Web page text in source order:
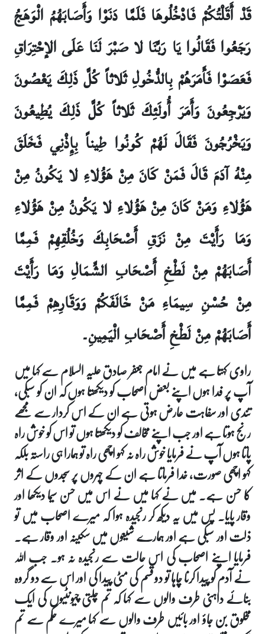
قَدْ أَقَلْتُكُمْ فَادْخُلُوهَا فَلَمَّا دَنَوْا وَأَصَابَهُمُ الْوَهَجُ
رَجَعُوا فَقَالُوا يَا رَبَّنَا لا صَبْرَ لَنَا عَلَى الإحْتِرَاقِ
فَعَصَوْا فَأَمَرَهُمْ بِالدُّخُولِ ثَلاثاً كُلَّ ذَلِكَ يَعْصُونَ
وَيَرْجِعُونَ وَأَمَرَ أُولَئِكَ ثَلاثاً كُلَّ ذَلِكَ يُطِيعُونَ
وَيَخْرُجُونَ فَقَالَ لَهُمْ كُونُوا طِيناً بِإِذْنِي فَخَلَقَ
مِنْهُ آدَمَ قَالَ فَمَنْ كَانَ مِنْ هَؤُلاءِ لا يَكُونُ مِنْ
هَؤُلاءِ وَمَنْ كَانَ مِنْ هَؤُلاءِ لا يَكُونُ مِنْ هَؤُلاءِ
وَمَا رَأَيْتَ مِنْ نَزَقِ أَصْحَابِكَ وَخُلُقِهِمْ فَمِمَّا
أَصَابَهُمْ مِنْ لَطْخِ أَصْحَابِ الشِّمَالِ وَمَا رَأَيْتَ
مِنْ حُسْنِ سِيمَاءِ مَنْ خَالَفَكُمْ وَوَقَارِهِمْ فَمِمَّا
أَصَابَهُمْ مِنْ لَطْخِ أَصْحَابِ الْيَمِينِ۔
راوی کہتا ہے میں نے امام جعفر صادق علیہ السلام سے کہا میں
آپ پر فدا ہوں اپنے بعض اصحاب کو دیکھتا ہوں کہ ان کو سبکی،
تندی اور سفاہت عارض ہوتی ہے ان کے اس کردار سے مجھے
رنج ہوتا ہے اور جب اپنے مخالف کو دیکھتا ہوں تو اس کو خوش راہ
پاتا ہوں آپ نے فرمایا خوش راہ نہ کہو اچھی راہ تو ہمارا ہی راستہ بلکہ
کہو اچھی صورت، خدا فرماتا ہے ان کے چہروں پر سجدوں کے اثر
کا حسن ہے۔ میں نے کہا میں نے اس میں حسن سیما دیکھا اور
وقار پایا۔ پس میں یہ دیکھ کر رنجیدہ ہوا کہ میرے اصحاب میں تو
ذلت اور سبکی ہے اور ہمارے شیعوں میں سکینہ اور وقار ہے۔
فرمایا اپنے اصحاب کی اس حالت سے رنجیدہ نہ ہو۔ جب اللہ
نے آدم کو پیدا کرنا چاہا تو دو قسم کی مٹی پیدا کی اور اس سے دو گروہ
بنائے داہنی طرف والوں سے کہا کہ تم چلتی چیونٹیوں کی ایک
مخلوق بن جاؤ اور بائیں طرف والوں سے کہا میرے حکم سے تم